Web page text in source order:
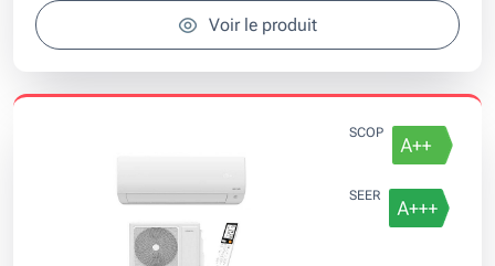
Voir le produit
SCOP
SEER